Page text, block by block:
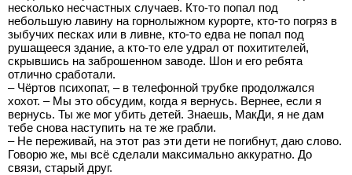
несколько несчастных случаев. Кто-то попал под
небольшую лавину на горнолыжном курорте, кто-то погряз в
зыбучих песках или в ливне, кто-то едва не попал под
рушащееся здание, а кто-то еле удрал от похитителей,
скрывшись на заброшенном заводе. Шон и его ребята
отлично сработали.
– Чёртов психопат, – в телефонной трубке продолжался
хохот. – Мы это обсудим, когда я вернусь. Вернее, если я
вернусь. Ты же мог убить детей. Знаешь, МакДи, я не дам
тебе снова наступить на те же грабли.
– Не переживай, на этот раз эти дети не погибнут, даю слово.
Говорю же, мы всё сделали максимально аккуратно. До
связи, старый друг.